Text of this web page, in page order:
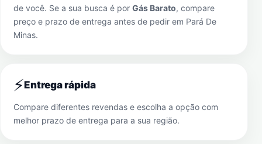
de você. Se a sua busca é por Gás Barato, compare
preço e prazo de entrega antes de pedir em Pará De
Minas.
⚡Entrega rápida
Compare diferentes revendas e escolha a opção com
melhor prazo de entrega para a sua região.